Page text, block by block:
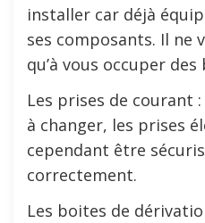
installer car déjà
ses composants. Il ne
qu’à vous occuper
Les prises de courant
à changer, les prises
cependant être
correctement.
Les boites de